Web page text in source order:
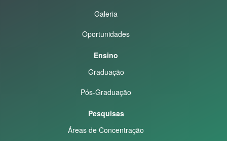
Galeria
Oportunidades
Ensino
Graduação
Pós-Graduação
Pesquisas
Áreas de Concentração